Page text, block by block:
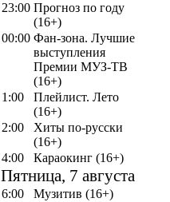
23:00 Прогноз по году
(16+)
00:00 Фан-зона. Лучшие
выступления
Премии МУЗ-ТВ
(16+)
1:00
Плейлист. Лето
(16+)
2:00
Хиты по-русски
(16+)
4:00
Караокинг (16+)
Пятница, 7 августа
6:00
Музитив (16+)